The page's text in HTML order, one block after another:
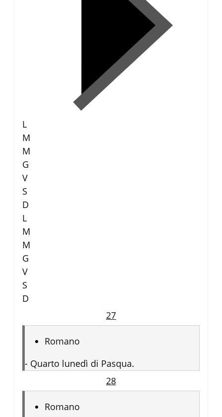
L
M
M
G
V
S
D
L
M
M
G
V
S
D
27
Romano
- Quarto lunedì di Pasqua.
28
Romano